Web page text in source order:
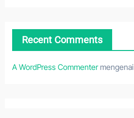
Recent Comments
A WordPress Commentermengenai